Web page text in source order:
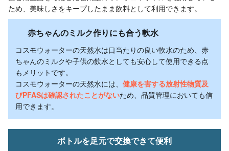
ため、美味しさをキープしたまま飲料として利用できます。
赤ちゃんのミルク作りにも合う軟水
コスモウォーターの天然水は口当たりの良い軟水のため、赤
ちゃんのミルクや子供の飲水としても安心して使用できる点
もメリットです。
コスモウォーターの天然水には、 健康を害する放射性物質及
びPFASは確認されたことがないため、品質管理においても信
用できます。
ボトルを足元で交換できて便利